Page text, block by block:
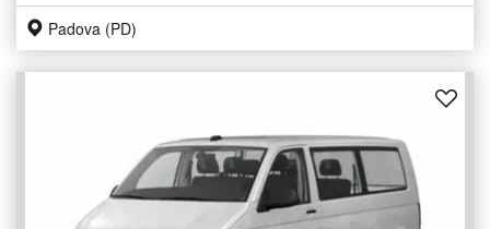
Padova (PD)